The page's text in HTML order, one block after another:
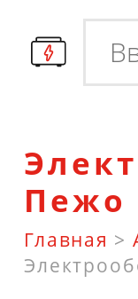
Пежо
Главная >